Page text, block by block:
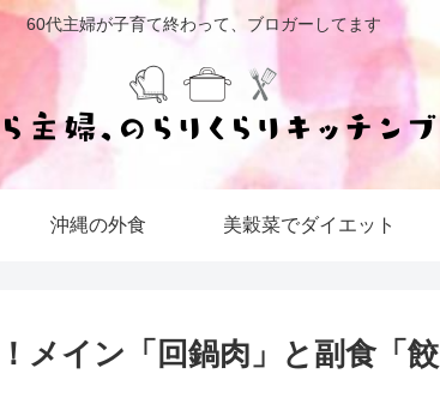
60代主婦が子育て終わって、ブロガーしてます
沖縄の外食 美穀菜でダイエット
メイン「回鍋肉」と副食「餃